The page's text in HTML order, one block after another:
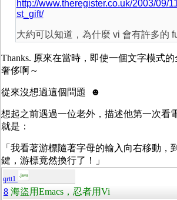
http://www.theregister.co.uk/2003/09/
st_gift/
大約可以知道，為什麼 vi 會有許多的
Thanks. 原來在當時，即使一個文字模式
奢侈啊～
從來沒想過這個問題 ☻
想起之前遇過一位老外，描述他第一次看
就是：
「我看著游標隨著字母的輸入向右移動，
鍵，游標竟然換行了！」
qrtt1
8 海盜用Emacs，忍者用Vi